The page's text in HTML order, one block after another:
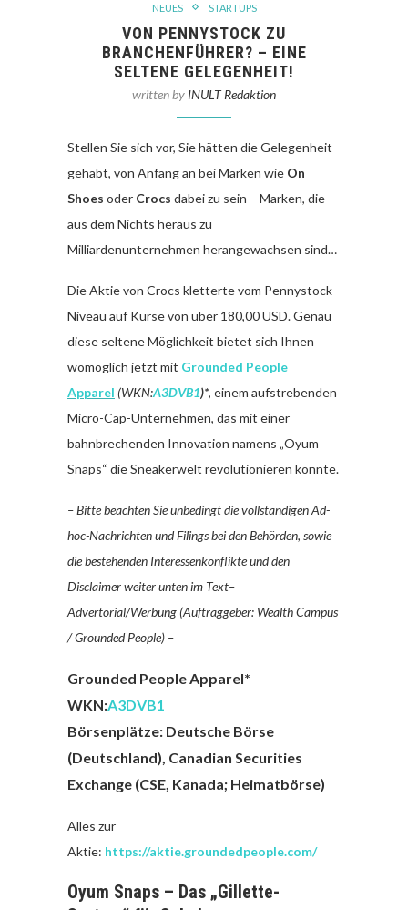
NEUES
STARTUPS
VON PENNYSTOCK ZU
BRANCHENFÜHRER? – EINE
SELTENE GELEGENHEIT!
written by INULT Redaktion
Stellen Sie sich vor, Sie hätten die Gelegenheit
gehabt, von Anfang an bei Marken wie On
Shoes oder Crocs dabei zu sein – Marken, die
aus dem Nichts heraus zu
Milliardenunternehmen herangewachsen sind…
Die Aktie von Crocs kletterte vom Pennystock-
Niveau auf Kurse von über 180,00 USD. Genau
diese seltene Möglichkeit bietet sich Ihnen
womöglich jetzt mit Grounded People
Apparel (WKN:A3DVB1)*, einem aufstrebenden
Micro-Cap-Unternehmen, das mit einer
bahnbrechenden Innovation namens „Oyum
Snaps“ die Sneakerwelt revolutionieren könnte.
– Bitte beachten Sie unbedingt die vollständigen Ad-
hoc-Nachrichten und Filings bei den Behörden, sowie
die bestehenden Interessenkonflikte und den
Disclaimer weiter unten im Text–
Advertorial/Werbung (Auftraggeber: Wealth Campus
/ Grounded People) –
Grounded People Apparel*
WKN:A3DVB1
Börsenplätze: Deutsche Börse
(Deutschland), Canadian Securities
Exchange (CSE, Kanada; Heimatbörse)
Alles zur
Aktie: https://aktie.groundedpeople.com/
Oyum Snaps – Das „Gillette-